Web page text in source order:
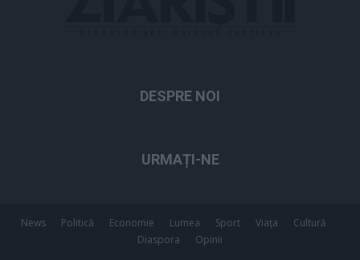
DESPRE NOI
URMAȚI-NE
News Politică Economie Lumea Sport Viața
Cultură
Diaspora
Opinii